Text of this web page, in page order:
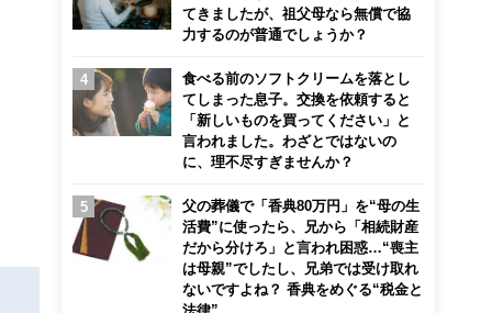
てきましたが、祖父母なら無償で協
力するのが普通でしょうか？
食べる前のソフトクリームを落とし
てしまった息子。交換を依頼すると
「新しいものを買ってください」と
言われました。わざとではないの
に、理不尽すぎませんか？
父の葬儀で「香典80万円」を“母の生
活費”に使ったら、兄から「相続財産
だから分けろ」と言われ困惑…“喪主
は母親”でしたし、兄弟では受け取れ
ないですよね？ 香典をめぐる“税金と
法律”